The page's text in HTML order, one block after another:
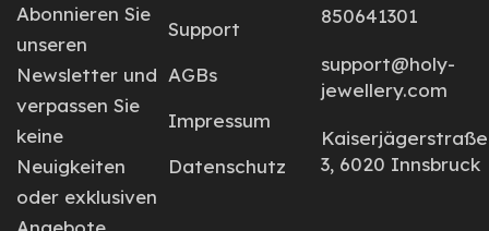
Abonnieren Sie
unseren
Newsletter und
verpassen Sie
keine
Neuigkeiten
oder exklusiven
Support
AGBs
Impressum
Datenschutz
850641301
support@holy-
jewellery.com
Kaiserjägerstraße
3, 6020 Innsbruck